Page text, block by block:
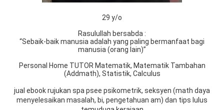
29 y/o
Rasulullah bersabda :
“Sebaik-baik manusia adalah yang paling bermanfaat bagi
manusia (orang lain)”
Personal Home TUTOR Matematik, Matematik Tambahan
(Addmath), Statistik, Calculus
jual ebook rujukan spa psee psikometrik, seksyen (math daya
menyelesaikan masalah, bi, pengetahuan am) dan tips lulus